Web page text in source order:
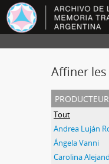
Affiner
producteur
Tout
Andrea Luján
Ángela Vanni
Carolina